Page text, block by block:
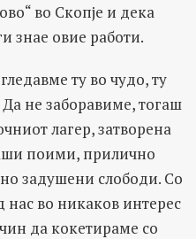
во Скопје и дека
знае овие работи.
ту во чудо, ту
не заборавиме, тогаш
лагер, затворена
поими, прилично
задушени слободи. Со
во никаков интерес
да кокетираме со